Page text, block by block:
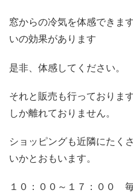
窓からの冷気を体感できま
いの効果があります
是非、体感してください。
それと販売も行っております
しか離れておりません。
ショッピングも近隣にたく
いかとおもいます。
１０：００～１７：００